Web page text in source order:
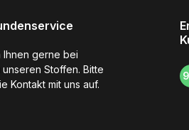
Ihnen gerne bei
Stoffen. Bitte
Kontakt mit uns auf.